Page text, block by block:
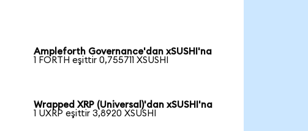
Ampleforth Governance'dan xSUSHI'na
1 FORTH eşittir 0,755711 XSUSHI
Wrapped XRP (Universal)'dan xSUSHI'na
1 UXRP eşittir 3,8920 XSUSHI